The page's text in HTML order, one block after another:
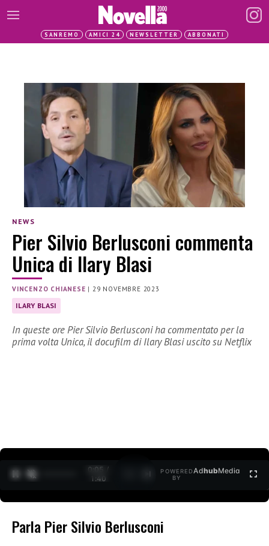
SANREMO AMICI 24 NEWSLETTER ABBONATI
NEWS
Pier Silvio Berlusconi commenta
Unica di Ilary Blasi
VINCENZO CHIANESE |29 NOVEMBRE 2023
ILARY BLASI
In queste ore Pier Silvio Berlusconi ha commentato per la
prima volta Unica, il docufilm di Ilary Blasi uscito su Netflix
0:06 /
1:40
POWERED
BY
AdhubMedia
Parla Pier Silvio Berlusconi